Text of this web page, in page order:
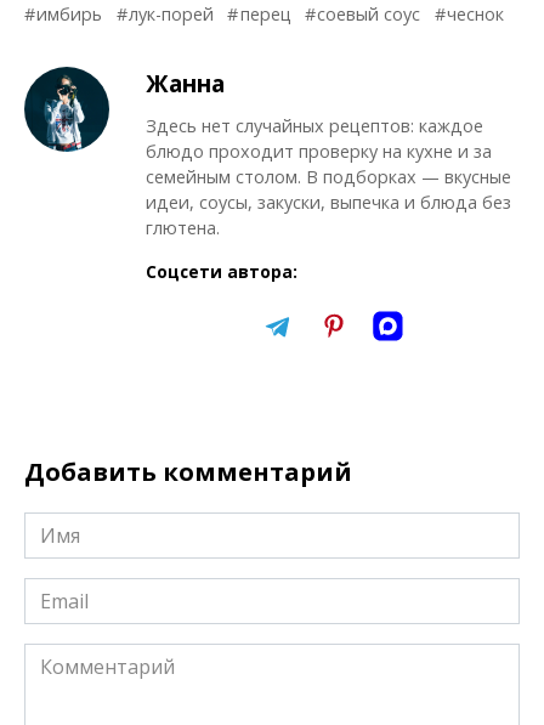
имбирь лук-порей перец соевый соус чеснок
Жанна
Здесь нет случайных рецептов: каждое
блюдо проходит проверку на кухне и за
семейным столом. В подборках — вкусные
идеи, соусы, закуски, выпечка и блюда без
глютена.
Соцсети автора:
Добавить комментарий
Имя
*
Email
*
Комментарий